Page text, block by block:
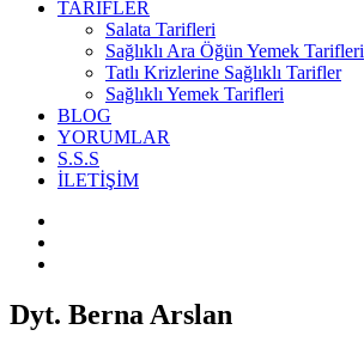
TARİFLER
Salata Tarifleri
Sağlıklı Ara Öğün Yemek Tarifleri
Tatlı Krizlerine Sağlıklı Tarifler
Sağlıklı Yemek Tarifleri
BLOG
YORUMLAR
S.S.S
İLETİŞİM
Dyt. Berna Arslan